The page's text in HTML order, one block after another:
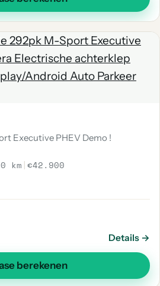
Executive PHEV Demo !
km |€42.900
Details →
berekenen